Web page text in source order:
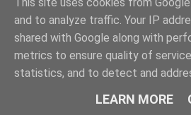
ΦΟΥΝΤΑΣ
and to analyze traffic. Your IP
shared with Google along with
metrics to ensure quality of
statistics, and to detect and
LEARN MORE